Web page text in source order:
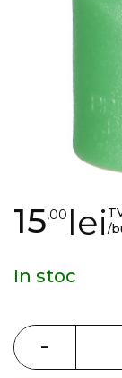
Skip
beginning
images
gallery
15,00 lei/
In stoc
-